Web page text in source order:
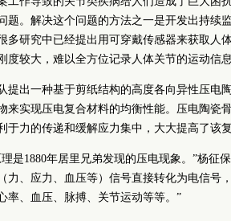
题。解决这个问题的方法之一是开发出持续
多研究中已经提出用可穿戴传感器来获取人
度较大，难以全方位记录人体关节的运动信息
提出一种基于剪纸结构的高度各向异性压电
来实现压电复合材料的均衡性能。压电陶瓷
于力的传递和缓解应力集中，大大提高了该
是1880年居里兄弟发现的压电现象。”杨征
力、应力、血压等） 信号直接转化为电信号
率、血压、脉搏、关节运动等等。”